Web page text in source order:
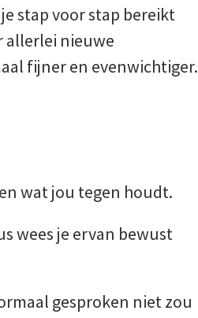
stap voor stap bereikt
allerlei nieuwe
fijner en evenwichtiger.
wat jou tegen houdt.
wees je ervan bewust
gesproken niet zou